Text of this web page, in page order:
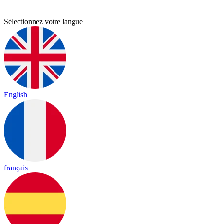
Sélectionnez votre langue
English
français